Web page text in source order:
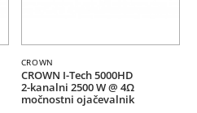
CROWN
CROWN I-Tech 5000HD
2-kanalni 2500 W @ 4Ω
močnostni ojačevalnik